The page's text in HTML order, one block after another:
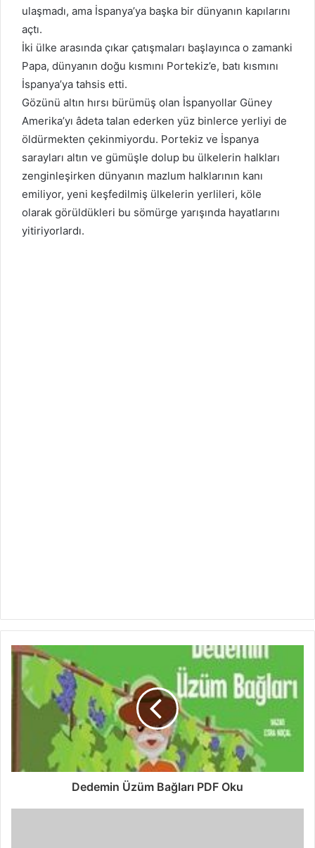
ulaşmadı, ama İspanya’ya başka bir dünyanın kapılarını
açtı.
İki ülke arasında çıkar çatışmaları başlayınca o zamanki
Papa, dünyanın doğu kısmını Portekiz’e, batı kısmını
İspanya’ya tahsis etti.
Gözünü altın hırsı bürümüş olan İspanyollar Güney
Amerika’yı âdeta talan ederken yüz binlerce yerliyi de
öldürmekten çekinmiyordu. Portekiz ve İspanya
sarayları altın ve gümüşle dolup bu ülkelerin halkları
zenginleşirken dünyanın mazlum halklarının kanı
emiliyor, yeni keşfedilmiş ülkelerin yerlileri, köle
olarak görüldükleri bu sömürge yarışında hayatlarını
yitiriyorlardı.
Dedemin Üzüm Bağları PDF Oku